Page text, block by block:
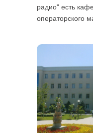
радио" есть
операторского